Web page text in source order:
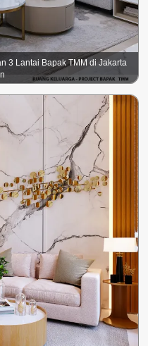
3 Lantai Bapak TMM di Jakarta